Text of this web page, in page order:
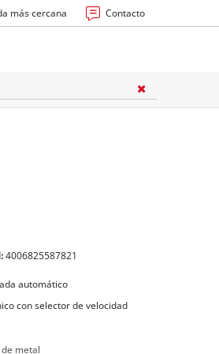
más cercana Contacto
4006825587821
automático
con selector de velocidad
metal